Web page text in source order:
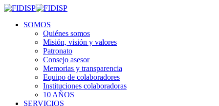
SOMOS
Quiénes somos
Misión, visión y valores
Patronato
Consejo asesor
Memorias y transparencia
Equipo de colaboradores
Instituciones colaboradoras
10 AÑOS
SERVICIOS